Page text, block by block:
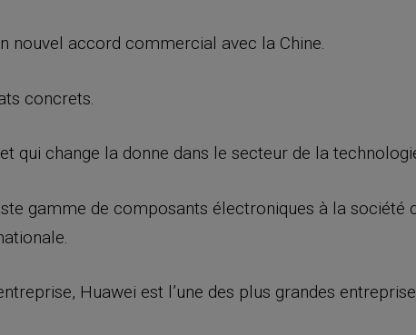
nouvel accord commercial avec la Chine.
concrets.
qui change la donne dans le secteur de la
gamme de composants électroniques à la société
Huawei est l’une des plus grandes